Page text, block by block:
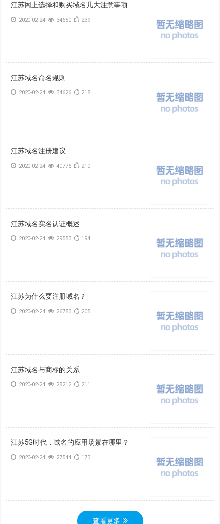
江苏网上选择和购买域名几大注意事项
2020-02-24 34650 239
江苏域名命名规则
2020-02-24 34626 218
江苏域名注册建议
2020-02-24 40775 210
江苏域名实名认证概述
2020-02-24 29553 194
江苏为什么要注册域名？
2020-02-24 26783 205
江苏域名与商标的关系
2020-02-24 28212 211
江苏5G时代，域名的应用场景在哪里？
2020-02-24 27544 173
查看更多